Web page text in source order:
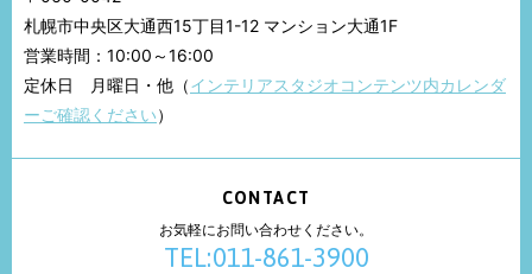
札幌市中央区大通西15丁目1-12 マンション大通1F
営業時間：10:00～16:00
定休日 月曜日・他（インテリアスタジオコンテンツ内カレンダ
ーご確認ください）
CONTACT
お気軽にお問い合わせください。
TEL:011-861-3900